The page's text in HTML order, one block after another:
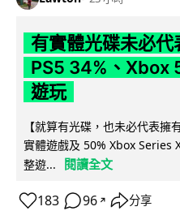
有實體光碟未必代
PS5 34%、Xbox
遊玩
【就算有光碟，也未必代表擁
實體遊戲及 50% Xbox Series
整遊...
閱讀全文
183 96 ↗ 分享